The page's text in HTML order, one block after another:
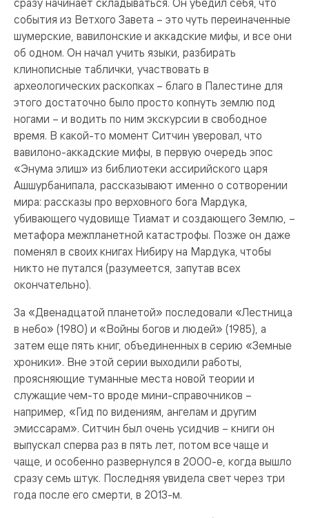
события из Ветхого Завета – это чуть переиначенные
шумерские, вавилонские и аккадские мифы, и все они
об одном. Он начал учить языки, разбирать
клинописные таблички, участвовать в
археологических раскопках – благо в Палестине для
этого достаточно было просто копнуть землю под
ногами – и водить по ним экскурсии в свободное
время. В какой-то момент Ситчин уверовал, что
вавилоно-аккадские мифы, в первую очередь эпос
«Энума элиш» из библиотеки ассирийского царя
Ашшурбанипала, рассказывают именно о сотворении
мира: рассказы про верховного бога Мардука,
убивающего чудовище Тиамат и создающего Землю, –
метафора межпланетной катастрофы. Позже он даже
поменял в своих книгах Нибиру на Мардука, чтобы
никто не путался (разумеется, запутав всех
окончательно).
За «Двенадцатой планетой» последовали «Лестница
в небо» (1980) и «Войны богов и людей» (1985), а
затем еще пять книг, объединенных в серию «Земные
хроники». Вне этой серии выходили работы,
проясняющие туманные места новой теории и
служащие чем-то вроде мини-справочников –
например, «Гид по видениям, ангелам и другим
эмиссарам». Ситчин был очень усидчив – книги он
выпускал сперва раз в пять лет, потом все чаще и
чаще, и особенно развернулся в 2000-е, когда вышло
сразу семь штук. Последняя увидела свет через три
года после его смерти, в 2013-м.